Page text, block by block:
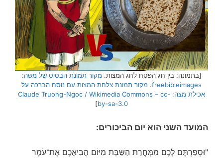
[בתמונה: בין חג הפסח לחג המצות. מקור תמונת הבסיס של משה:
freebibleimages
. מקור תמונת צלחת המצות עם נוסח הברכה על
אכילת מצה: Claude Truong-Ngoc / Wikimedia Commons – cc-
by-sa-3.0
]
המועד השני הוא יום הביכורים:
"וּסְפַרְתֶּם לָכֶם מִמָּחֳרַת הַשַּׁבָּת מִיּוֹם הֲבִיאֲכֶם אֶת־עֹמֶר